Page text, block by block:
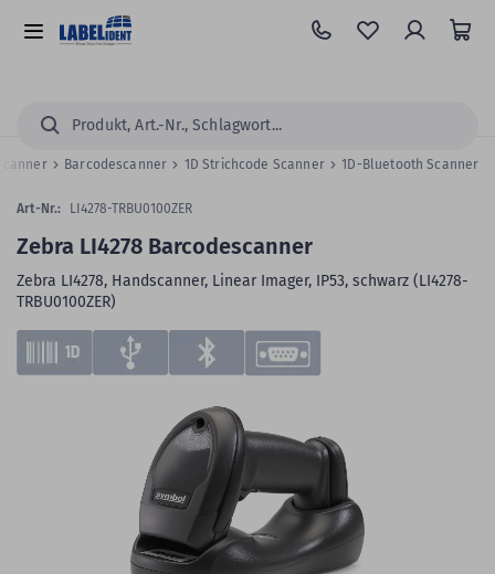
Hauptinhalt
springen
Alle
Suchen...
Barcodescanner 1D Strichcode Scanner 1D-Bluetooth Scanner
Zum
der
Skip
to
the
Zebra LI4278 Barcodescanner
Zebra LI4278, Handscanner, Linear Imager, IP53, schwarz (LI4278-
TRBU0100ZER)
Art-Nr.: LI4278-TRBU0100ZER